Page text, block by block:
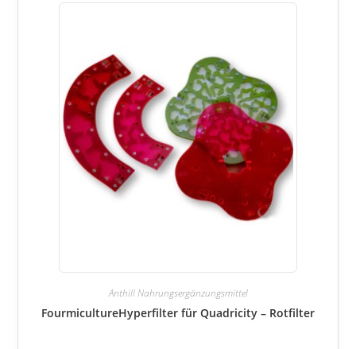
Anthill Nahrungsergänzungsmittel
FourmicultureHyperfilter für Quadricity – Rotfilter